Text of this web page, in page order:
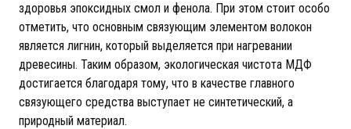
здоровья эпоксидных смол и фенола. При этом стоит особо
отметить, что основным связующим элементом волокон
является лигнин, который выделяется при нагревании
древесины. Таким образом, экологическая чистота МДФ
достигается благодаря тому, что в качестве главного
связующего средства выступает не синтетический, а
природный материал.